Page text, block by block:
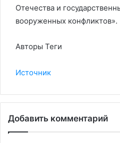
Отечества и
вооруженных конфликтов».
Авторы Теги
Источник
Добавить комментарий